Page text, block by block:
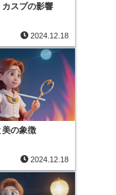
スプの影響
2024.12.18
美の象徴
2024.12.18